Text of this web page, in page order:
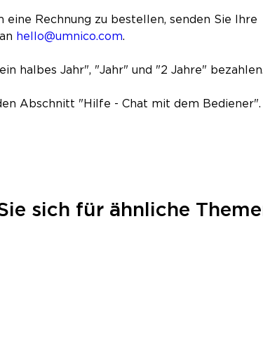
Rechnung zu bestellen, senden Sie Ihre
hello@umnico.com.
halbes Jahr", "Jahr" und "2 Jahre" bezahlen.
Abschnitt "Hilfe - Chat mit dem
sich für ähnliche